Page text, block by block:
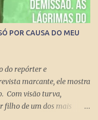
POR CAUSA DO MEU
do repórter e
marcante, ele mostra
Com visão turva,
filho de um dos mais